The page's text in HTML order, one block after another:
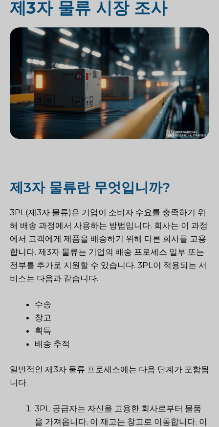
제3자 물류 시장 조사
제3자 물류란 무엇입니까?
3PL(제3자 물류)은 기업이 소비자 수요를 충족하기 위
해 배송 과정에서 사용하는 방법입니다. 회사는 이 과정
에서 고객에게 제품을 배송하기 위해 다른 회사를 고용
합니다. 제3자 물류는 기업의 배송 프로세스 일부 또는
전부를 추가로 지원할 수 있습니다. 3PL이 적용되는 서
비스는 다음과 같습니다.
수송
창고
획득
배송 추적
일반적인 제3자 물류 프로세스에는 다음 단계가 포함됩
니다.
3PL 공급자는 자신을 고용한 회사로부터 물품
을 가져옵니다. 이 재고는 창고로 이동합니다. 이